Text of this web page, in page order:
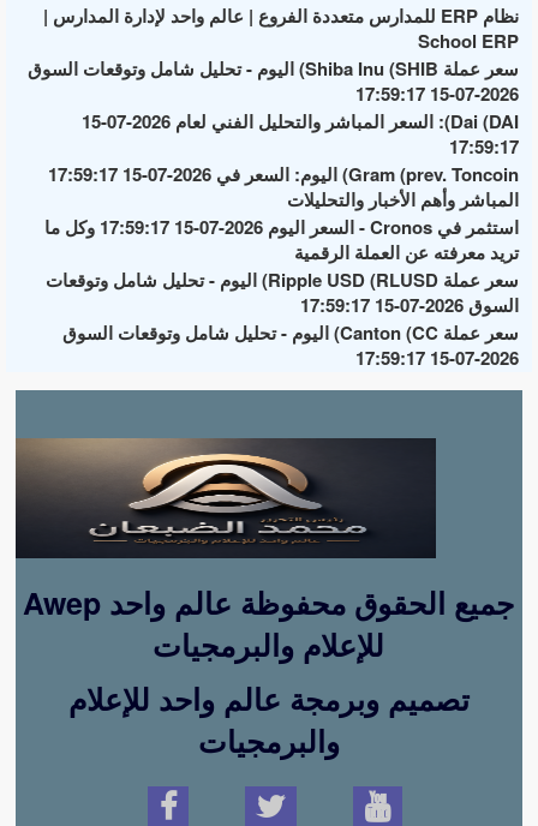
نظام ERP للمدارس متعددة الفروع | عالم واحد لإدارة المدارس |
School ERP
سعر عملة Shiba Inu (SHIB) اليوم - تحليل شامل وتوقعات السوق
2026-07-15 17:59:17
Dai (DAI): السعر المباشر والتحليل الفني لعام 2026-07-15
17:59:17
Gram (prev. Toncoin) اليوم: السعر في 2026-07-15 17:59:17
المباشر وأهم الأخبار والتحليلات
استثمر في Cronos - السعر اليوم 2026-07-15 17:59:17 وكل ما
تريد معرفته عن العملة الرقمية
سعر عملة Ripple USD (RLUSD) اليوم - تحليل شامل وتوقعات
السوق 2026-07-15 17:59:17
سعر عملة Canton (CC) اليوم - تحليل شامل وتوقعات السوق
2026-07-15 17:59:17
Awep جميع الحقوق محفوظة عالم واحد
للإعلام والبرمجيات
تصميم وبرمجة عالم واحد للإعلام
والبرمجيات